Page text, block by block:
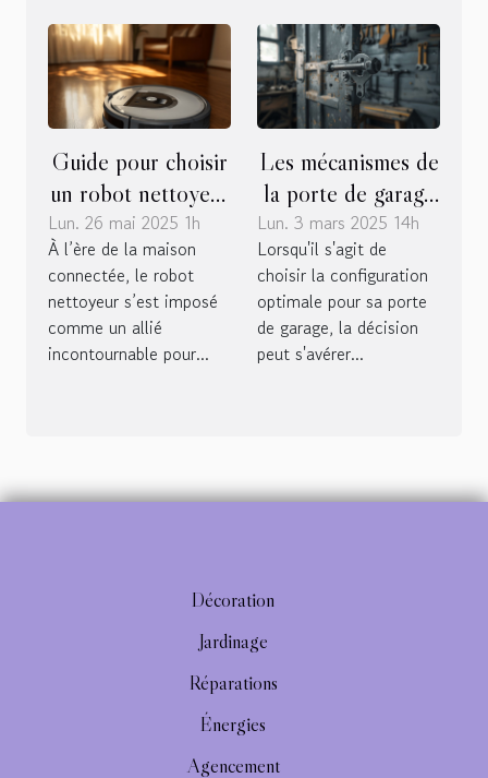
Guide pour choisir
un robot nettoyeur
efficace pour
différents types
d'habitations
Lun. 26 mai 2025 1h
À l’ère de la maison
connectée, le robot
nettoyeur s’est imposé
comme un allié
incontournable pour...
Les mécanismes de
la porte de garage
basculante
manuelle :
avantages et
inconvénients face
à la porte
Lun. 3 mars 2025 14h
Lorsqu'il s'agit de
choisir la configuration
optimale pour sa porte
de garage, la décision
peut s'avérer...
Décoration
Jardinage
Réparations
Énergies
Agencement